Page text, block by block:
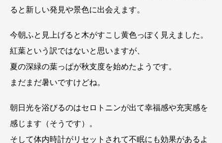
ると新しい発見や景色に出会えます。
今朝ふと見上げると木がすこし黄色っぽく見えました。
紅葉という訳ではないと思いますが、
夏の深緑の葉っぱが秋支度を始めたようです。
まだまだ暑いですけどね。
朝日光を浴びるのはセロトニンが出て幸福感や充実感を
感じます（そうです）。
そして体内時計がリセットされて不眠にも効果があるよ